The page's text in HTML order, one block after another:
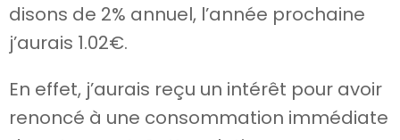
disons de 2% annuel, l’année prochaine
j’aurais 1.02€.
En effet, j’aurais reçu un intérêt pour avoir
renoncé à une consommation immédiate